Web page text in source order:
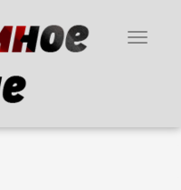
Toggle